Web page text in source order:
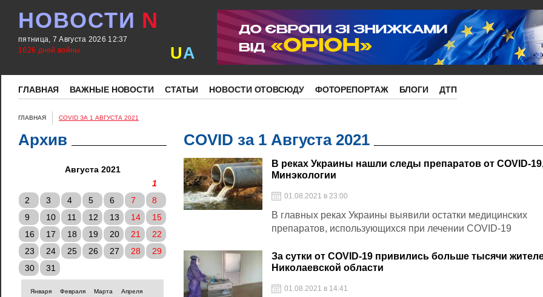
НОВОСТИ N
пятница, 7 Августа 2026 12:37
1626 дней войны
UA
ГЛАВНАЯ ВАЖНЫЕ НОВОСТИ СТАТЬИ НОВОСТИ ОТОВСЮДУ ФОТОРЕПОРТАЖ БЛОГИ ДТП
ГЛАВНАЯ COVID ЗА 1 АВГУСТА 2021
Архив
Августа 2021
1
2
3 4 5 6 7
8
9
10 11 12 13 14
15
16
17 18 19 20 21
22
23
24 25 26 27 28
29
30
31
Января Февраля Марта
Апреля
COVID за 1 Августа 2021
В реках Украины нашли следы препаратов от COVID-
Минэкологии
01.08.2021 в 23:00
В главных реках Украины выявили остатки медицинских
препаратов, использующихся при лечении COVID-19
За сутки от COVID-19 привились больше тысячи
Николаевской области
01.08.2021 в 14:41